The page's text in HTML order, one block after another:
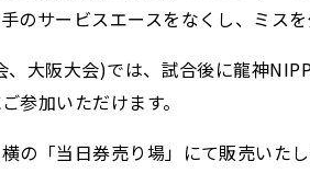
のサービスエースをなくし、ミスを
大阪大会)では、試合後に龍神
参加いただけます。
の「当日券売り場」にて販売いた